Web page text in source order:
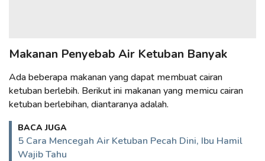
Makanan Penyebab Air Ketuban Banyak
Ada beberapa makanan yang dapat membuat cairan
ketuban berlebih. Berikut ini makanan yang memicu cairan
ketuban berlebihan, diantaranya adalah.
BACA JUGA
5 Cara Mencegah Air Ketuban Pecah Dini, Ibu Hamil
Wajib Tahu